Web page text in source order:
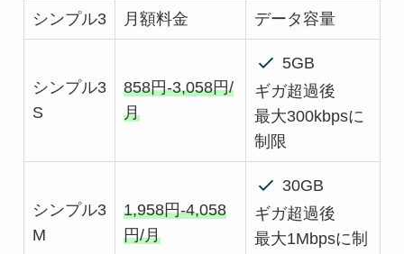
シンプル3 月額料金 データ容量
シンプル3
S
858円-3,058円/
月
5GB
ギガ超過後
最大300kbpsに
制限
シンプル3
M
1,958円-4,058
円/月
30GB
ギガ超過後
最大1Mbpsに制